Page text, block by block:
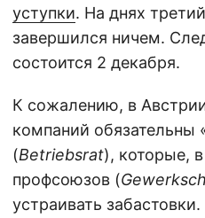
уступки. На днях
завершился ничем.
состоится 2 декабря.
К сожалению, в
компаний обязательны
(Betriebsrat), которые,
профсоюзов (
устраивать